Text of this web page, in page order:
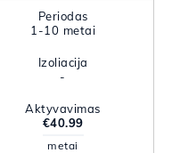
Periodas
1-10 metai
Izoliacija
-
Aktyvavimas
€40.99
metai